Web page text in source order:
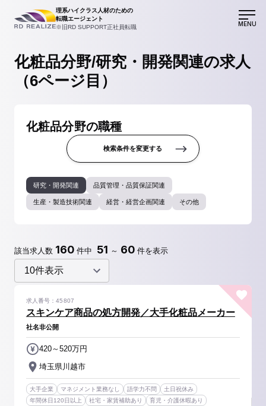
理系ハイクラス人材のための
転職エージェント
※旧RD SUPPORT正社員転職
MENU
化粧品分野/研究・開発関連の求人
（6ページ目）
化粧品分野の職種
検索条件を変更する
研究・開発関連 品質管理・品質保証関連
生産・製造技術関連 経営・経営企画関連 その他
該当求人数 160 件中 51 ～ 60 件を表示
スキンケア商品の処方開発／大手化粧品メーカー
求人番号：45807
社名非公開
埼玉県川越市
420～520万円
大手企業 マネジメント業務なし 語学力不問
土日祝休み
年間休日120日以上
社宅・家賃補助あり
育児・介護休暇あり